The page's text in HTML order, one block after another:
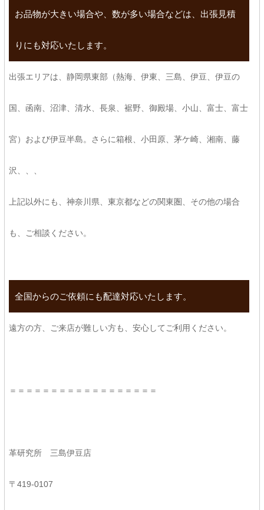
お品物が大きい場合や、数が多い場合などは、出張見積
りにも対応いたします。
出張エリアは、静岡県東部（熱海、伊東、三島、伊豆、伊豆の
国、函南、沼津、清水、長泉、裾野、御殿場、小山、富士、富士
宮）および伊豆半島。さらに箱根、小田原、茅ケ崎、湘南、藤
沢、、、
上記以外にも、神奈川県、東京都などの関東圏、その他の場合
も、ご相談ください。
全国からのご依頼にも配達対応いたします。
遠方の方、ご来店が難しい方も、安心してご利用ください。
＝＝＝＝＝＝＝＝＝＝＝＝＝＝＝＝＝＝
革研究所 三島伊豆店
〒419-0107